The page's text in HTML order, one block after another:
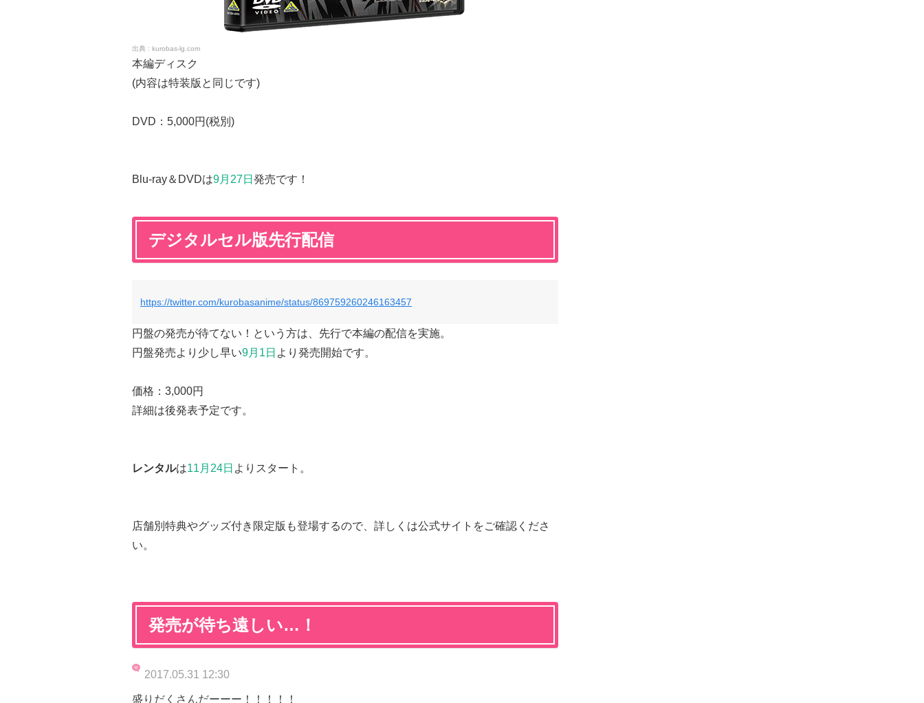
kurobas-lg.com
本編ディスク
(内容は特装版と同じです)
DVD：5,000円(税別)
Blu-ray＆DVDは9月27日 発売です！
デジタルセル版先行配信
https://twitter.com/kurobasanime/status/869759260246163457
円盤の発売が待てない！という方は、先行で本編の配信を実施。
円盤発売より少し早い9月1日 より発売開始です。
価格：3,000円
詳細は後発表予定です。
レンタルは11月24日 よりスタート。
店舗別特典やグッズ付き限定版も登場するので、詳しくは公式サイトをご確認くださ
い。
発売が待ち遠しい…！
2017.05.31 12:30
盛りだくさんだーーー！！！！！